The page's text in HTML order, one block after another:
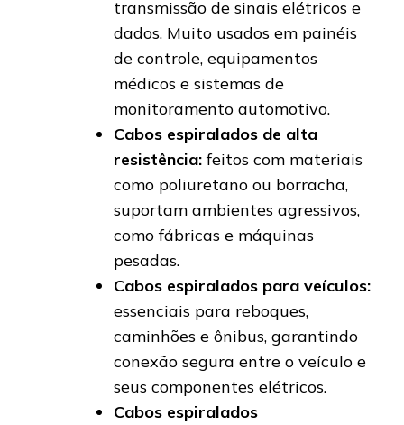
transmissão de sinais elétricos e
dados. Muito usados em painéis
de controle, equipamentos
médicos e sistemas de
monitoramento automotivo.
Cabos espiralados de alta
resistência:feitos com materiais
como poliuretano ou borracha,
suportam ambientes agressivos,
como fábricas e máquinas
pesadas.
Cabos espiralados para veículos:
essenciais para reboques,
caminhões e ônibus, garantindo
conexão segura entre o veículo e
seus componentes elétricos.
Cabos espiralados